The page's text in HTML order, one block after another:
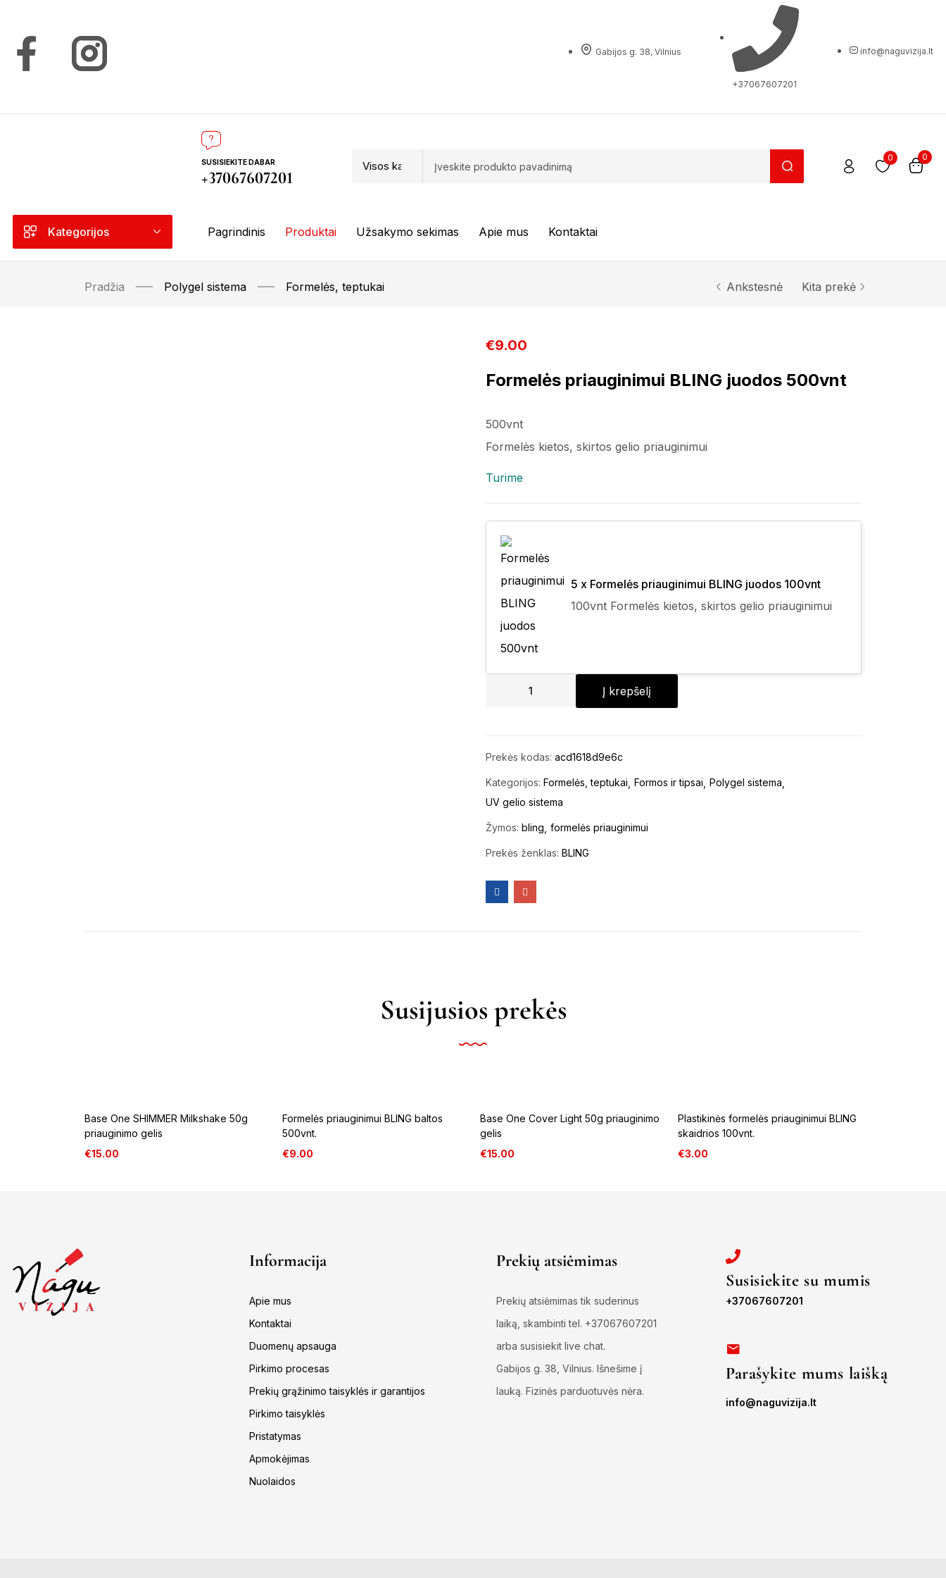
Gabijos g. 38, Vilnius
+37067607201
info@naguvizija.lt
SUSISIEKITE DABAR
+37067607201
0 0
Kategorijos Pagrindinis Produktai Užsakymo sekimas Apie mus Kontaktai
Pradžia Polygel sistema Formelės, teptukai Ankstesnė Kita prekė
€9.00
Formelės priauginimui BLING juodos 500vnt
500vnt
Formelės kietos, skirtos gelio priauginimui
Turime
5 x Formelės priauginimui BLING juodos 100vnt
100vnt Formelės kietos, skirtos gelio priauginimui
Į krepšelį
Prekės kodas: acd1618d9e6c
Kategorijos: Formelės, teptukai Formos ir tipsai Polygel sistema
UV gelio sistema
Žymos: bling formelės priauginimui
Prekės ženklas: BLING
Susijusios prekės
Base One SHIMMER Milkshake 50g
priauginimo gelis
€15.00
Formelės priauginimui BLING baltos
500vnt.
€9.00
Base One Cover Light 50g priauginimo
gelis
€15.00
Plastikinės formelės priauginimui BLING
skaidrios 100vnt.
€3.00
Informacija
Apie mus
Kontaktai
Duomenų apsauga
Pirkimo procesas
Prekių grąžinimo taisyklės ir garantijos
Pirkimo taisyklės
Pristatymas
Apmokėjimas
Nuolaidos
Prekių atsiėmimas
Prekių atsiėmimas tik suderinus
laiką, skambinti tel. +37067607201
arba susisiekit live chat.
Gabijos g. 38, Vilnius. Išnešime į
lauką. Fizinės parduotuvės nėra.
Susisiekite su mumis
+37067607201
Parašykite mums laišką
info@naguvizija.lt